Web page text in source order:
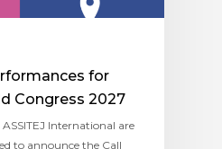
for
Congress 2027
ASSITEJ International are
to announce the Call